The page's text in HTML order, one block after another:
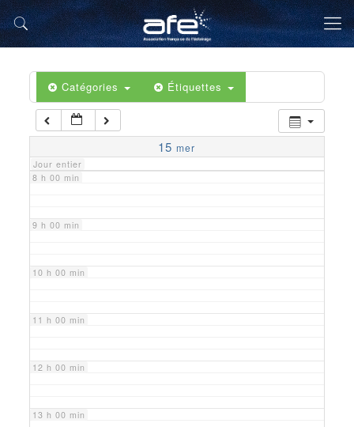
Catégories Étiquettes
15 mer
Jour entier
5 h 00 min
6 h 00 min
7 h 00 min
8 h 00 min
9 h 00 min
10 h 00 min
11 h 00 min
12 h 00 min
13 h 00 min